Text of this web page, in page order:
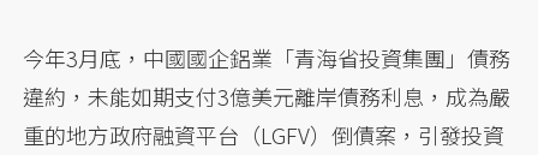
今年3月底，中國國企鋁業「青海省投資集團」債務
違約，未能如期支付3億美元離岸債務利息，成為嚴
重的地方政府融資平台（LGFV）倒債案，引發投資